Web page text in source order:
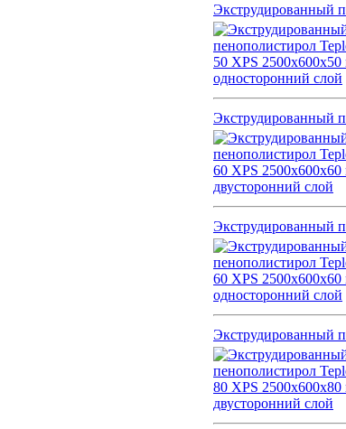
Экструдированный
Экструдированный
Экструдированный
Экструдированный